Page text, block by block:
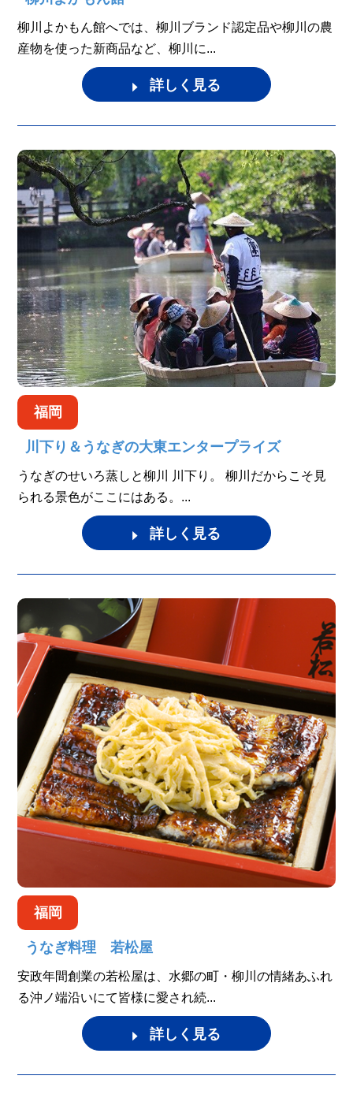
柳川よかもん館へでは、柳川ブランド認定品や柳川の農
産物を使った新商品など、柳川に...
詳しく見る
福岡
川下り＆うなぎの大東エンタープライズ
うなぎのせいろ蒸しと柳川 川下り。 柳川だからこそ見
られる景色がここにはある。...
詳しく見る
福岡
うなぎ料理 若松屋
安政年間創業の若松屋は、水郷の町・柳川の情緒あふれ
る沖ノ端沿いにて皆様に愛され続...
詳しく見る